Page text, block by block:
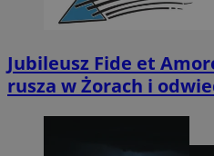
Jubileusz Fide et
rusza w Żorach i